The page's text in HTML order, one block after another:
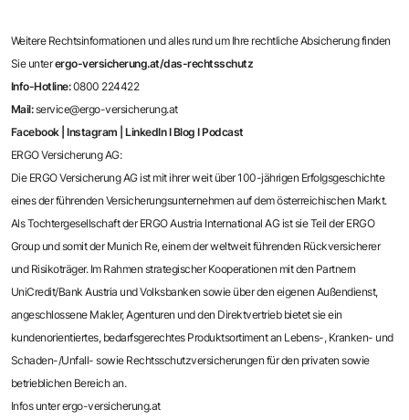
Weitere Rechtsinformationen und alles rund um Ihre rechtliche Absicherung finden
Sie unterergo-versicherung.at/das-rechtsschutz
Info-Hotline:0800 224422
Mail:service@ergo-versicherung.at
Facebook Instagram |LinkedInIBlogIPodcast
ERGO Versicherung AG:
Die ERGO Versicherung AG ist mit ihrer weit über 100-jährigen Erfolgsgeschichte
eines der führenden Versicherungsunternehmen auf dem österreichischen Markt.
Als Tochtergesellschaft der ERGO Austria International AG ist sie Teil der ERGO
Group und somit der Munich Re, einem der weltweit führenden Rückversicherer
und Risikoträger. Im Rahmen strategischer Kooperationen mit den Partnern
UniCredit/Bank Austria und Volksbanken sowie über den eigenen Außendienst,
angeschlossene Makler, Agenturen und den Direktvertrieb bietet sie ein
kundenorientiertes, bedarfsgerechtes Produktsortiment an Lebens-, Kranken- und
Schaden-/Unfall- sowie Rechtsschutzversicherungen für den privaten sowie
betrieblichen Bereich an.
Infos unter ergo-versicherung.at